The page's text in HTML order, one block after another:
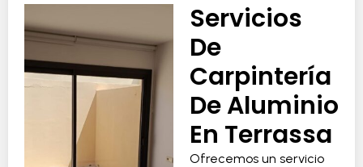
Servicios
De
Carpintería
De Aluminio
En Terrassa
Ofrecemos un servicio